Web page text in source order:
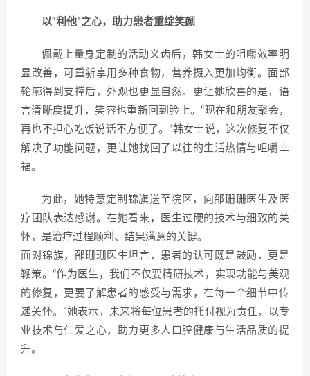
以“利他”之心，助力患者重绽笑颜
佩戴上量身定制的活动义齿后，韩女士的咀嚼效率明
显改善，可重新享用多种食物，营养摄入更加均衡。面部
轮廓得到支撑后，外观也更显自然。更让她欣喜的是，语
言清晰度提升，笑容也重新回到脸上。“现在和朋友聚会，
再也不担心吃饭说话不方便了。”韩女士说，这次修复不仅
解决了功能问题，更让她找回了以往的生活热情与咀嚼幸
福。
为此，她特意定制锦旗送至院区，向邵珊珊医生及医
疗团队表达感谢。在她看来，医生过硬的技术与细致的关
怀，是治疗过程顺利、结果满意的关键。
面对锦旗，邵珊珊医生坦言，患者的认可既是鼓励，更是
鞭策。“作为医生，我们不仅要精研技术，实现功能与美观
的修复，更要了解患者的感受与需求，在每一个细节中传
递关怀。”她表示，未来将每位患者的托付视为责任，以专
业技术与仁爱之心，助力更多人口腔健康与生活品质的提
升。